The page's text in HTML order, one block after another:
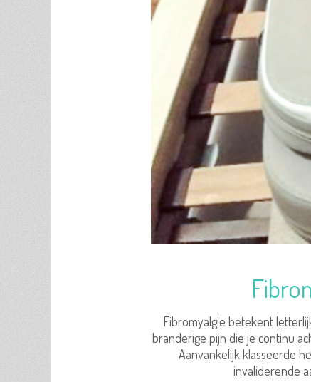
Fibromyalgie betekent
branderige pijn die je continu
Aanvankelijk klasseerde
invaliderende